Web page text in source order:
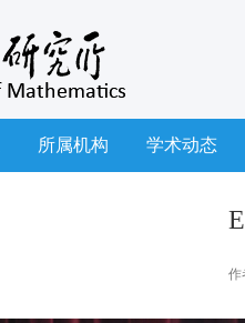
所属机构 学术动态
作